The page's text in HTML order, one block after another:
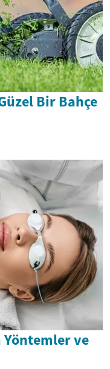
Bir Bahçe
Yöntemler ve